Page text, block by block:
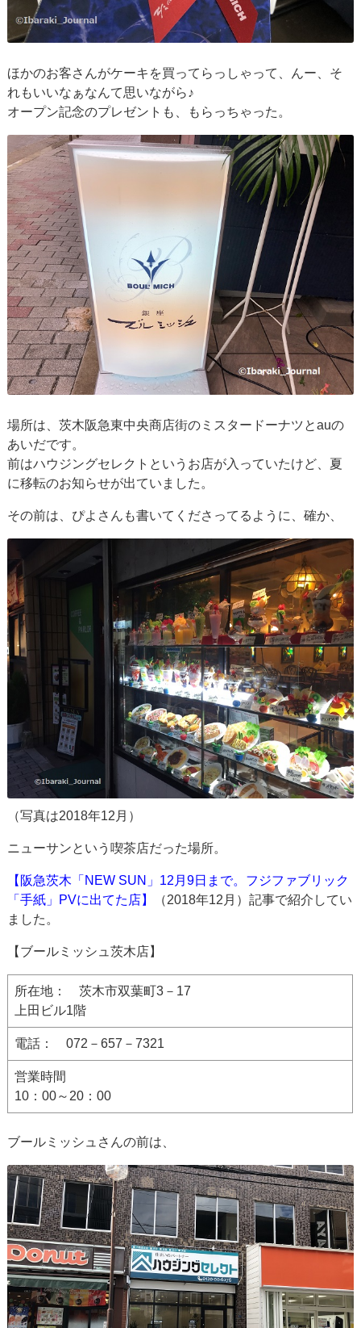
ほかのお客さんがケーキを買ってらっしゃって、んー、そ
れもいいなぁなんて思いながら♪
オープン記念のプレゼントも、もらっちゃった。
場所は、茨木阪急東中央商店街のミスタードーナツとauの
あいだです。
前はハウジングセレクトというお店が入っていたけど、夏
に移転のお知らせが出ていました。
その前は、ぴよさんも書いてくださってるように、確か、
（写真は2018年12月）
ニューサンという喫茶店だった場所。
【阪急茨木「NEW SUN」12月9日まで。フジファブリック
「手紙」PVに出てた店】
（2018年12月）記事で紹介してい
ました。
【ブールミッシュ茨木店】
所在地： 茨木市双葉町3－17
上田ビル1階
電話： 072－657－7321
営業時間
10：00～20：00
ブールミッシュさんの前は、